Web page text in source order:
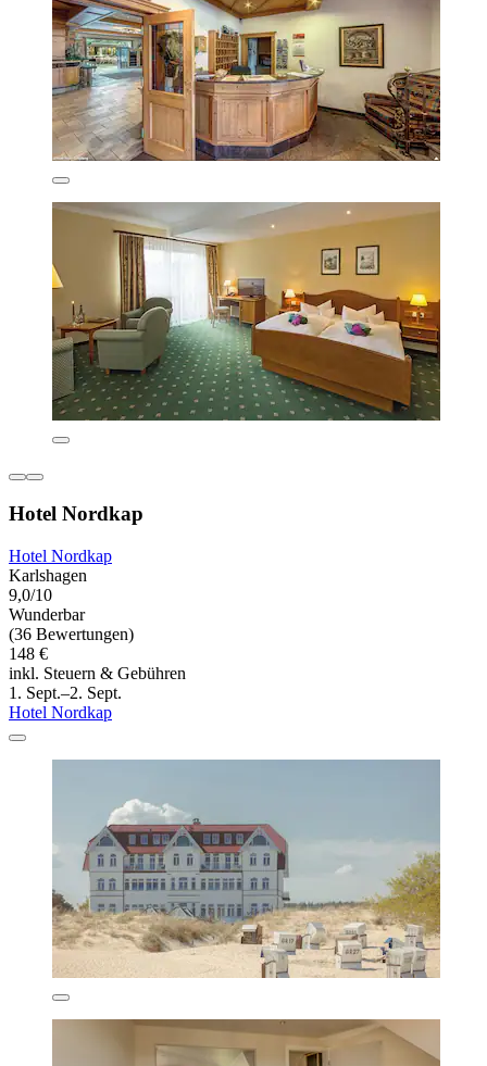
Hotel Nordkap
Hotel Nordkap
Karlshagen
9,0/10
Wunderbar
(36 Bewertungen)
148 €
inkl. Steuern & Gebühren
1. Sept.–2. Sept.
Hotel Nordkap